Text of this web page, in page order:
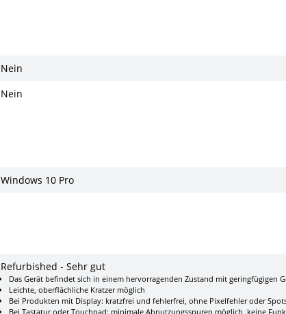
Nein
Nein
Windows 10 Pro
Refurbished - Sehr gut
Das Gerät befindet sich in einem hervorragenden Zustand mit geringfügigen
Leichte, oberflächliche Kratzer möglich
Bei Produkten mit Display: kratzfrei und fehlerfrei, ohne Pixelfehler oder
Bei Tastatur oder Touchpad: minimale Abnutzungsspuren möglich, keine